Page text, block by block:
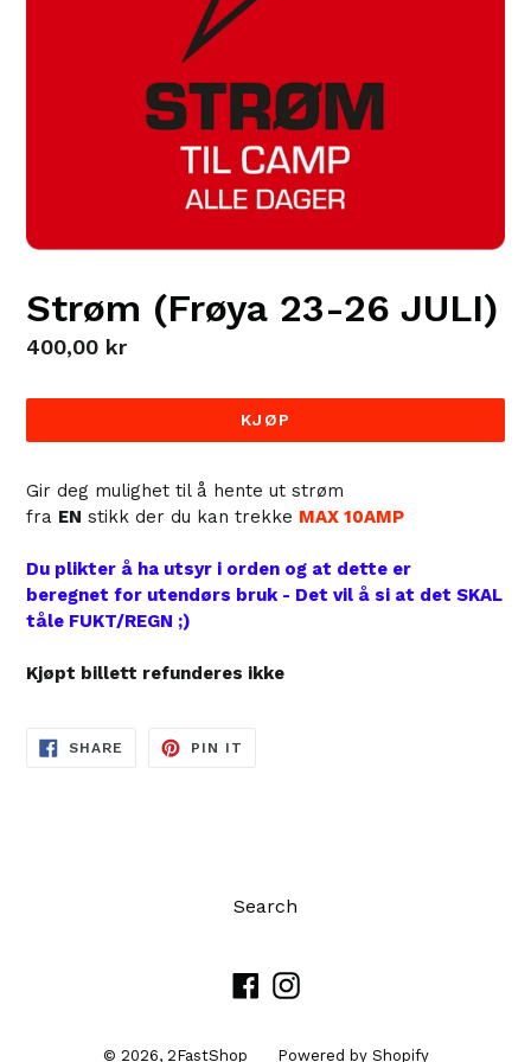
Strøm (Frøya 23-26 JULI)
Regular
400,00 kr
KJØP
Gir deg mulighet til å hente ut strøm
fra EN stikk der du kan trekke MAX 10AMP
Du plikter å ha utsyr i orden og at dette er
beregnet for utendørs bruk - Det vil å si at det SKAL
tåle FUKT/REGN ;)
Kjøpt billett refunderes ikke
SHARE SHARE
PIN IT
Search
FacebookInstagram
© 2026, 2FastShop Powered by Shopify